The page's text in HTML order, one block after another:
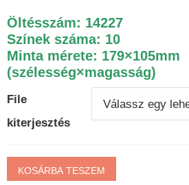
Öltésszám: 14227
Színek száma: 10
Minta mérete: 179×105mm
(szélesség×magasság)
File
kiterjesztés
Kalocsai
KOSÁRBA TESZEM